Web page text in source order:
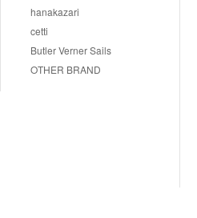
hanakazari
cetti
Butler Verner Sails
OTHER BRAND